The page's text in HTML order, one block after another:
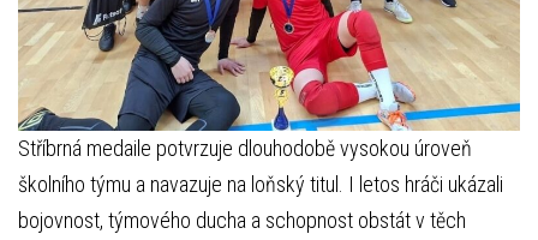
Stříbrná medaile potvrzuje dlouhodobě vysokou úroveň
školního týmu a navazuje na loňský titul. I letos hráči ukázali
bojovnost, týmového ducha a schopnost obstát v těch